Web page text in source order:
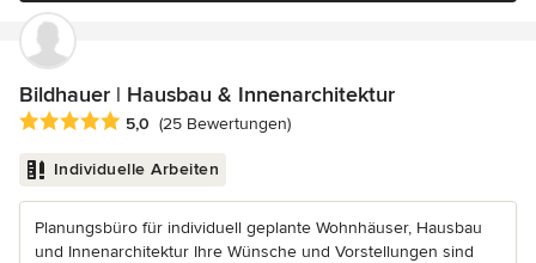
Bildhauer | Hausbau & Innenarchitektur
Durchschnittliche Bewertung: 5 von 5 Sternen
5,0 (25 Bewertungen)
Individuelle Arbeiten
Planungsbüro für individuell geplante Wohnhäuser, Hausbau
und Innenarchitektur Ihre Wünsche und Vorstellungen sind